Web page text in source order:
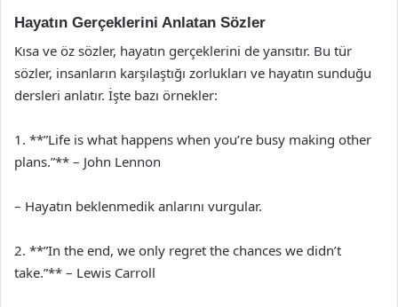
Hayatın Gerçeklerini Anlatan Sözler
Kısa ve öz sözler, hayatın gerçeklerini de yansıtır. Bu tür
sözler, insanların karşılaştığı zorlukları ve hayatın sunduğu
dersleri anlatır. İşte bazı örnekler:
1. **”Life is what happens when you’re busy making other
plans.”** – John Lennon
– Hayatın beklenmedik anlarını vurgular.
2. **”In the end, we only regret the chances we didn’t
take.”** – Lewis Carroll